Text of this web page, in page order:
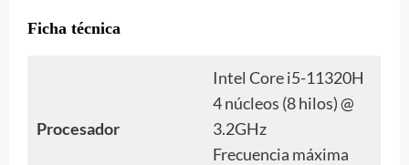
Ficha técnica
Procesador
Intel Core i5-11320H
4 núcleos (8 hilos) @
3.2GHz
Frecuencia máxima